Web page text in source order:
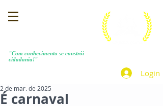
"Com conhecimento se constrói
cidadania!"
Login
É carnaval
2 de mar. de 2025